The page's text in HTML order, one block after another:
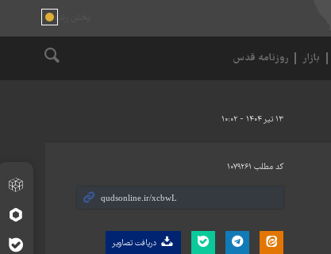
بازار روزنامه قدس
۱۳ تیر ۱۴۰۴ - ۱۰:۰۲
کد مطلب ۱۰۷۹۲۶۱
دریافت تصاویر